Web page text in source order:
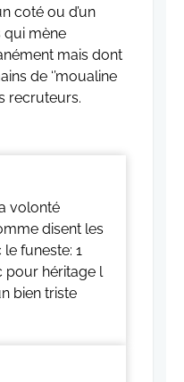
coté ou d’un
qui mène
mais dont
de ‘’moualine
recruteurs.
volonté
disent les
funeste: 1
pour héritage l
bien triste